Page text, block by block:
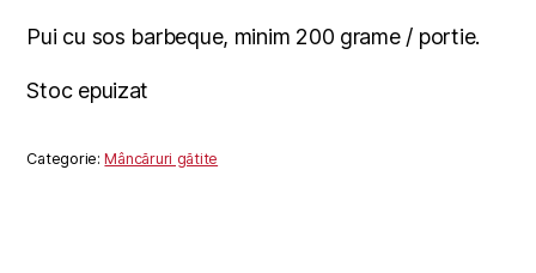
Pui cu sos barbeque, minim 200 grame / portie.
Stoc epuizat
Categorie:Mâncăruri gătite